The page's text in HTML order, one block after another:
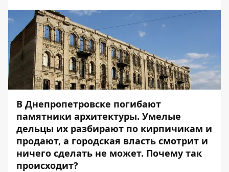
В Днепропетровске погибают
памятники архитектуры. Умелые
дельцы их разбирают по кирпичикам и
продают, а городская власть смотрит и
ничего сделать не может. Почему так
происходит?